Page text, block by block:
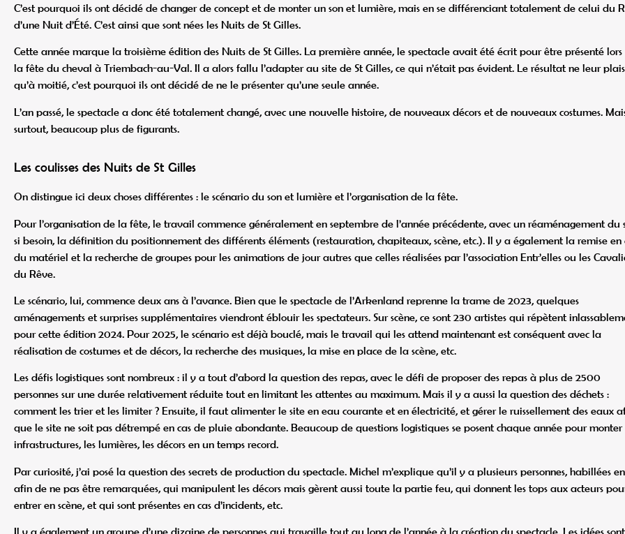
C’est pourquoi ils ont décidé de changer de concept et de monter un son et lumière, mais en se différenciant totalement de celui du
d’une Nuit d’Été. C’est ainsi que sont nées les Nuits de St Gilles.
Cette année marque la troisième édition des Nuits de St Gilles. La première année, le spectacle avait été écrit pour être présenté lors
la fête du cheval à Triembach-au-Val. Il a alors fallu l’adapter au site de St Gilles, ce qui n’était pas évident. Le résultat ne leur
qu’à moitié, c’est pourquoi ils ont décidé de ne le présenter qu’une seule année.
L’an passé, le spectacle a donc été totalement changé, avec une nouvelle histoire, de nouveaux décors et de nouveaux costumes.
surtout, beaucoup plus de figurants.
Les coulisses des Nuits de St Gilles
On distingue ici deux choses différentes : le scénario du son et lumière et l’organisation de la fête.
Pour l’organisation de la fête, le travail commence généralement en septembre de l’année précédente, avec un réaménagement du
si besoin, la définition du positionnement des différents éléments (restauration, chapiteaux, scène, etc.). Il y a également la remise
du matériel et la recherche de groupes pour les animations de jour autres que celles réalisées par l’association Entr’elles ou les
du Rêve.
Le scénario, lui, commence deux ans à l’avance. Bien que le spectacle de l’Arkenland reprenne la trame de 2023, quelques
aménagements et surprises supplémentaires viendront éblouir les spectateurs. Sur scène, ce sont 230 artistes qui répètent
pour cette édition 2024. Pour 2025, le scénario est déjà bouclé, mais le travail qui les attend maintenant est conséquent avec la
réalisation de costumes et de décors, la recherche des musiques, la mise en place de la scène, etc.
Les défis logistiques sont nombreux : il y a tout d’abord la question des repas, avec le défi de proposer des repas à plus de 2500
personnes sur une durée relativement réduite tout en limitant les attentes au maximum. Mais il y a aussi la question des déchets :
comment les trier et les limiter ? Ensuite, il faut alimenter le site en eau courante et en électricité, et gérer le ruissellement des eaux
que le site ne soit pas détrempé en cas de pluie abondante. Beaucoup de questions logistiques se posent chaque année pour monter
infrastructures, les lumières, les décors en un temps record.
Par curiosité, j’ai posé la question des secrets de production du spectacle. Michel m’explique qu’il y a plusieurs personnes, habillées
afin de ne pas être remarquées, qui manipulent les décors mais gèrent aussi toute la partie feu, qui donnent les tops aux acteurs
entrer en scène, et qui sont présentes en cas d’incidents, etc.
Il y a également un groupe d’une dizaine de personnes qui travaille tout au long de l’année à la création du spectacle. Les idées sont